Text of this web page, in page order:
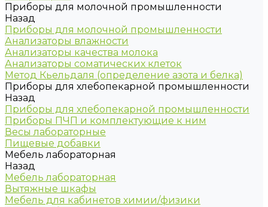
Приборы для молочной промышленности
Назад
Приборы для молочной промышленности
Анализаторы влажности
Анализаторы качества молока
Анализаторы соматических клеток
Метод Кьельдаля (определение азота и белка)
Приборы для хлебопекарной промышленности
Назад
Приборы для хлебопекарной промышленности
Приборы ПЧП и комплектующие к ним
Весы лабораторные
Пищевые добавки
Мебель лабораторная
Назад
Мебель лабораторная
Вытяжные шкафы
Мебель для кабинетов химии/физики